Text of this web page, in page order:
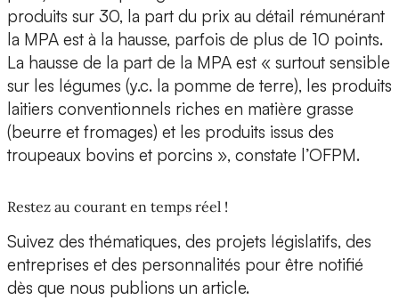
produits sur 30, la part du prix au détail rémunérant
la MPA est à la hausse, parfois de plus de 10 points.
La hausse de la part de la MPA est « surtout sensible
sur les légumes (y.c. la pomme de terre), les produits
laitiers conventionnels riches en matière grasse
(beurre et fromages) et les produits issus des
troupeaux bovins et porcins », constate l’OFPM.
Restez au courant en temps réel !
Suivez des thématiques, des projets législatifs, des
entreprises et des personnalités pour être notifié
dès que nous publions un article.